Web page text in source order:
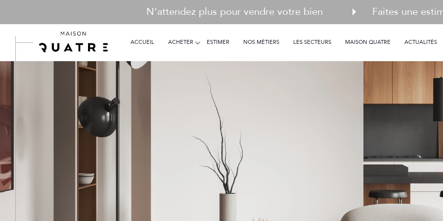
N'attendez plus pour vendre votre bien Faites une
ACCUEIL ACHETER
particuliers professionnels
ESTIMER NOS MÉTIERS LES SECTEURS MAISON QUATRE ACTUALITÉS
Acheter
de l'ancien
Louer
à l'année
TYPE DE BIEN BUDGET
Voir les13 annonces